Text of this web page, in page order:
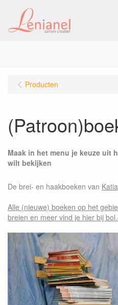
Producten
Maak in het menu je keuze uit
wilt bekijken
De brei- en haakboeken van Katia
Alle (nieuwe) boeken op het
breien en meer vind je hier bij